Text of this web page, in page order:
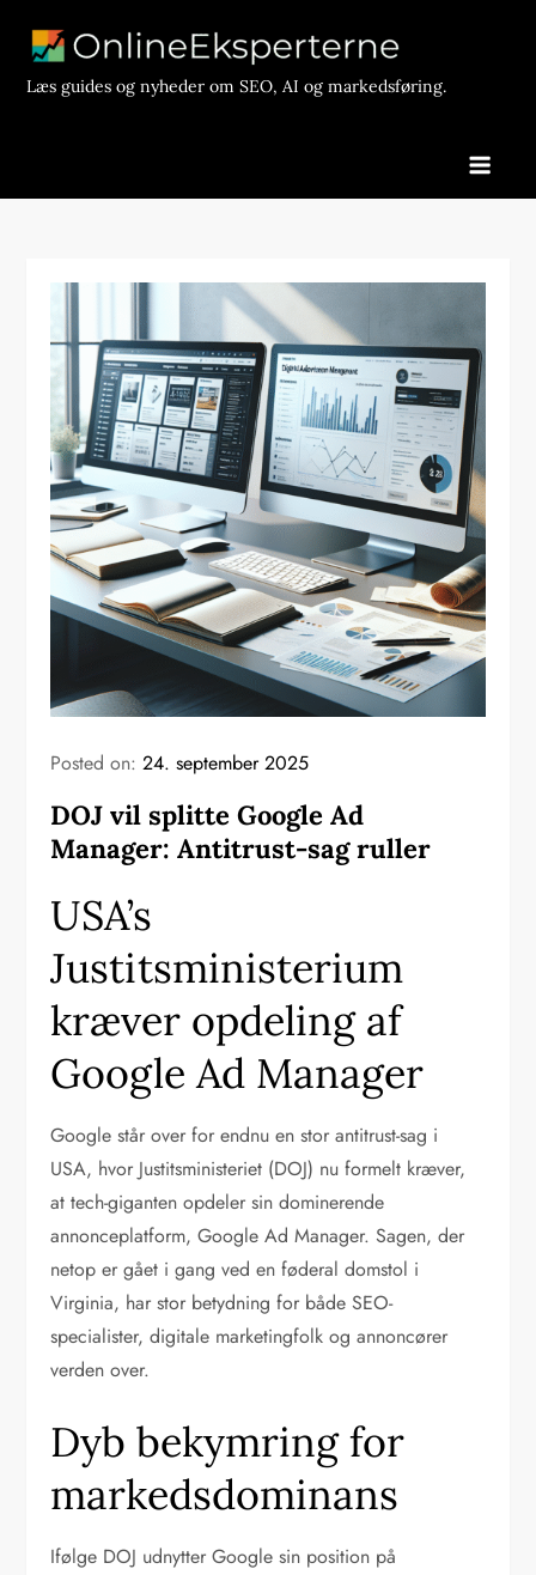
contentLæs guides og nyheder om SEO, AI og markedsføring.
Posted on:24. september 2025
DOJ vil splitte Google Ad
Manager: Antitrust-sag ruller
USA’s
Justitsministerium
kræver opdeling af
Google Ad Manager
Google står over for endnu en stor antitrust-sag i
USA, hvor Justitsministeriet (DOJ) nu formelt kræver,
at tech-giganten opdeler sin dominerende
annonceplatform, Google Ad Manager. Sagen, der
netop er gået i gang ved en føderal domstol i
Virginia, har stor betydning for både SEO-
specialister, digitale marketingfolk og annoncører
verden over.
Dyb bekymring for
markedsdominans
Ifølge DOJ udnytter Google sin position på